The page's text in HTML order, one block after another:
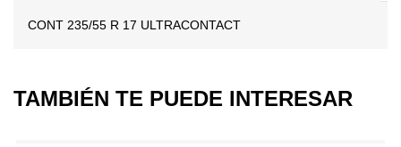
CONT 235/55 R 17 ULTRACONTACT
TAMBIÉN TE PUEDE INTERESAR